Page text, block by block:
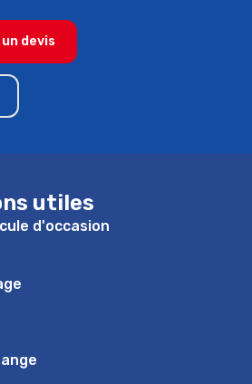
devis
utiles
d'occasion